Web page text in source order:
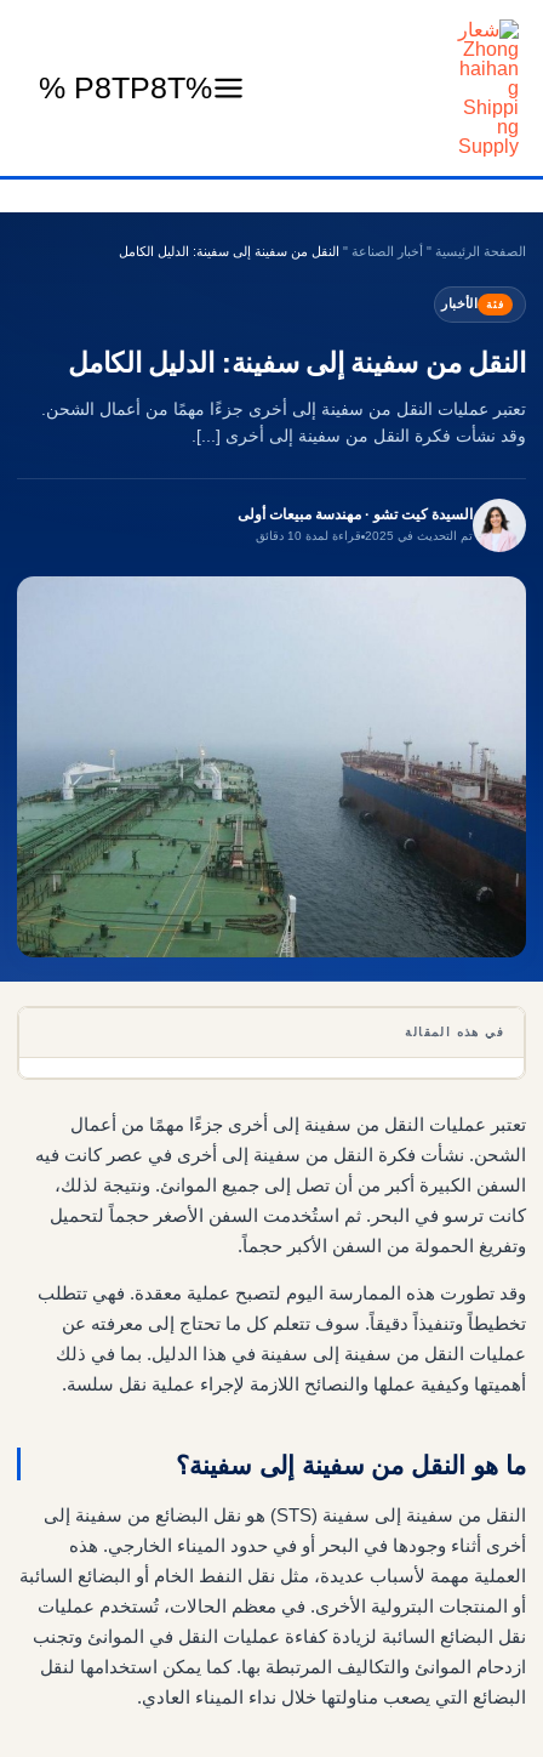
تخطي
المحتوى
%P8TP8T %
الصفحة الرئيسية " أخبار الصناعة " النقل من سفينة إلى سفينة: الدليل الكامل
فئة الأخبار
النقل من سفينة إلى سفينة: الدليل الكامل
تعتبر عمليات النقل من سفينة إلى أخرى جزءًا مهمًا من أعمال الشحن.
وقد نشأت فكرة النقل من سفينة إلى أخرى [...].
السيدة كيت تشو · مهندسة مبيعات أولى
تم التحديث في 2025 قراءة لمدة 10 دقائق
في هذه المقالة
تعتبر عمليات النقل من سفينة إلى أخرى جزءًا مهمًا من أعمال
الشحن. نشأت فكرة النقل من سفينة إلى أخرى في عصر كانت فيه
السفن الكبيرة أكبر من أن تصل إلى جميع الموانئ. ونتيجة لذلك،
كانت ترسو في البحر. ثم استُخدمت السفن الأصغر حجماً لتحميل
وتفريغ الحمولة من السفن الأكبر حجماً.
وقد تطورت هذه الممارسة اليوم لتصبح عملية معقدة. فهي تتطلب
تخطيطاً وتنفيذاً دقيقاً. سوف تتعلم كل ما تحتاج إلى معرفته عن
عمليات النقل من سفينة إلى سفينة في هذا الدليل. بما في ذلك
أهميتها وكيفية عملها والنصائح اللازمة لإجراء عملية نقل سلسة.
ما هو النقل من سفينة إلى سفينة؟
النقل من سفينة إلى سفينة (STS) هو نقل البضائع من سفينة إلى
أخرى أثناء وجودها في البحر أو في حدود الميناء الخارجي. هذه
العملية مهمة لأسباب عديدة، مثل نقل النفط الخام أو البضائع السائبة
أو المنتجات البترولية الأخرى. في معظم الحالات، تُستخدم عمليات
نقل البضائع السائبة لزيادة كفاءة عمليات النقل في الموانئ وتجنب
ازدحام الموانئ والتكاليف المرتبطة بها. كما يمكن استخدامها لنقل
البضائع التي يصعب مناولتها خلال نداء الميناء العادي.